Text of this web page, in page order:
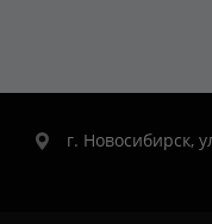
г. Новосибирск,